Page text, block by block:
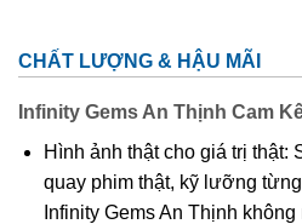
CHẤT LƯỢNG & HẬU MÃI
Infinity Gems An Thịnh Cam
Hình ảnh thật cho giá trị thật:
quay phim thật, kỹ lưỡng
Infinity Gems An Thịnh